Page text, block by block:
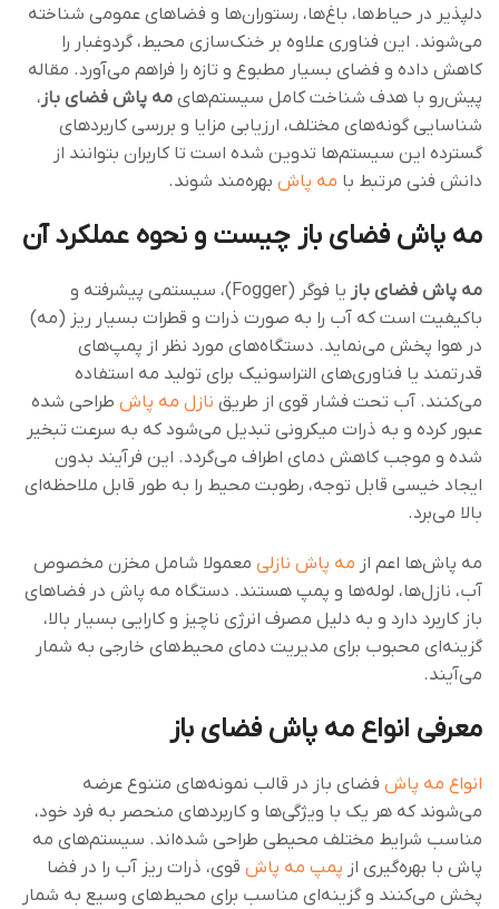
دلپذیر در حیاط‌ها، باغ‌ها، رستوران‌ها و فضاهای عمومی شناخته
می‌شوند. این فناوری علاوه بر خنک‌سازی محیط، گردوغبار را
کاهش داده و فضای بسیار مطبوع و تازه را فراهم می‌آورد. مقاله
پیش‌رو با هدف شناخت کامل سیستم‌های مه‌ پاش فضای باز ،
شناسایی گونه‌های مختلف، ارزیابی مزایا و بررسی کاربردهای
گسترده این سیستم‌ها تدوین شده است تا کاربران بتوانند از
دانش فنی مرتبط با مه پاش بهره‌مند شوند.
مه پاش فضای باز چیست و نحوه عملکرد آن
مه‌ پاش فضای باز
یا فوگر (Fogger)، سیستمی پیشرفته و
باکیفیت است که آب را به صورت ذرات و قطرات بسیار ریز (مه)
در هوا پخش می‌نماید. دستگاه‌های مورد نظر از پمپ‌های
قدرتمند یا فناوری‌های التراسونیک برای تولید مه استفاده
می‌کنند. آب تحت فشار قوی از طریق نازل‌ مه پاش طراحی شده
عبور کرده و به ذرات میکرونی تبدیل می‌شود که به سرعت تبخیر
شده و موجب کاهش دمای اطراف می‌گردد. این فرآیند بدون
ایجاد خیسی قابل توجه، رطوبت محیط را به طور قابل ملاحظه‌ای
بالا می‌برد.
مه‌ پاش‌ها اعم از مه پاش نازلی معمولا شامل مخزن مخصوص
آب، نازل‌ها، لوله‌ها و پمپ هستند. دستگاه‌ مه پاش در فضاهای
باز کاربرد دارد و به دلیل مصرف انرژی ناچیز و کارایی بسیار بالا،
گزینه‌ای محبوب برای مدیریت دمای محیط‌های خارجی به شمار
می‌آیند.
معرفی انواع مه‌ پاش فضای باز
انواع مه‌ پاش فضای باز در قالب نمونه‌های متنوع عرضه
می‌شوند که هر یک با ویژگی‌ها و کاربردهای منحصر به فرد خود،
مناسب شرایط مختلف محیطی طراحی شده‌اند. سیستم‌های مه
پاش با بهره‌گیری از پمپ‌ مه پاش قوی، ذرات ریز آب را در فضا
پخش می‌کنند و گزینه‌ای مناسب برای محیط‌های وسیع به شمار